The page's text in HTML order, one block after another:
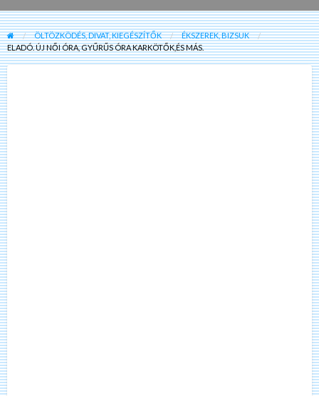
ÖLTÖZKÖDÉS, DIVAT, KIEGÉSZÍTŐK
ÉKSZEREK, BIZSUK
ELADÓ. ÚJ NŐI ÓRA, GYŰRŰS ÓRA KARKÖTŐK,ÉS MÁS.